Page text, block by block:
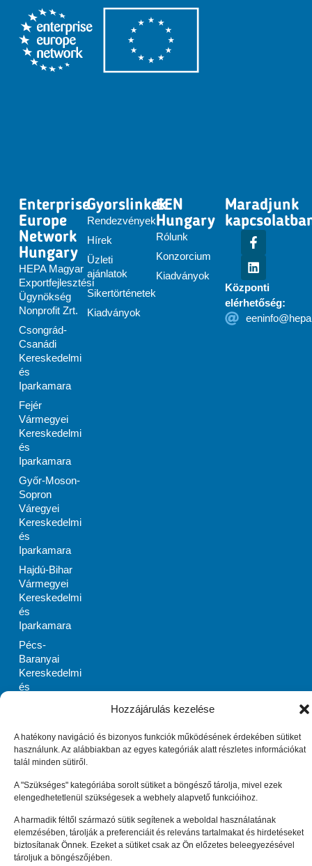
Hozzájárulás kezelése
A hatékony navigáció és bizonyos funkciók működésének érdekében sütiket
használunk. Az alábbiakban az egyes kategóriák alatt részletes információkat
talál minden sütiről.
A "Szükséges" kategóriába sorolt sütiket a böngésző tárolja, mivel ezek
elengedhetetlenül szükségesek a webhely alapvető funkcióihoz.
A harmadik féltől származó sütik segítenek a weboldal használatának
elemzésében, tárolják a preferenciáit és releváns tartalmakat és hirdetéseket
biztosítanak Önnek. Ezeket a sütiket csak az Ön előzetes beleegyezésével
tároljuk a böngészőjében.
Enterprise
Europe
Network
Hungary
HEPA Magyar
Exportfejlesztési
Ügynökség
Nonprofit Zrt.
Csongrád-
Csanádi
Kereskedelmi
és
Iparkamara
Fejér
Vármegyei
Kereskedelmi
és
Iparkamara
Győr-Moson-
Sopron
Váregyei
Kereskedelmi
és
Iparkamara
Hajdú-Bihar
Vármegyei
Kereskedelmi
és
Iparkamara
Pécs-
Baranyai
Kereskedelmi
és
Szabolcs-
Szatmár-Bereg
Megyei
Alapítvány
Vállalkozásfejlesztési
Alapítvány
Gyorslinkek
Rendezvények
Hírek
Üzleti
ajánlatok
Sikertörténetek
Kiadványok
EEN
Hungary
Rólunk
Konzorcium
Kiadványok
Maradjunk
Központi
elérhetőség:
Impresszum Adatkezelési tájékoztató (EU)